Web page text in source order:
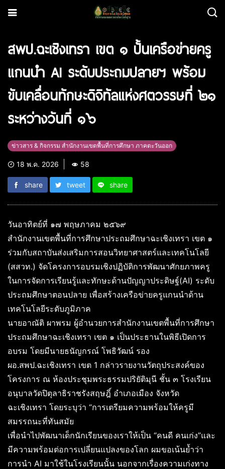
สพป.ฉะเชิงเทรา เขต ๑ ปั้นเครือข่ายครู
แกนนำ AI ระดับประถมปลายฯ พร้อม
ขับเคลื่อนทักษะดิจิทัลแห่งศตวรรษที่ ๒๑
ระหว่างวันที่ ๑๖
ข่าวสาร & กิจกรรม สำนักงานเขตพื้นที่การศึกษา ภาคตะวันออก
18 พ.ค. 2026 58
share tweet share
วันอาทิตย์ที่ ๑๗ พฤษภาคม ๒๕๖๙
สำนักงานเขตพื้นที่การศึกษาประถมศึกษาฉะเชิงเทรา เขต ๑
ร่วมกับสถาบันส่งเสริมการสอนวิทยาศาสตร์และเทคโนโลยี
(สสวท.) จัดโครงการอบรมเชิงปฏิบัติการพัฒนาศักยภาพครู
ในการจัดการเรียนรู้และทักษะด้านปัญญาประดิษฐ์(AI) ระดับ
ประถมศึกษาตอนปลาย เพื่อสร้างเครือข่ายครูแกนนำด้าน
เทคโนโลยีระดับภูมิภาค
นายอาณัติ ผาพรม ผู้อำนวยการสำนักงานเขตพื้นที่การศึกษา
ประถมศึกษาฉะเชิงเทรา เขต ๑ เป็นประธานในพิธีเปิดการ
อบรม โดยมีนายธนัญกรณ์ โพธิวัฒน์ รอง
ผอ.สพป.ฉะเชิงเทรา เขต 1 กล่าวรายงานวัตถุประสงค์ของ
โครงการ ณ ห้องประชุมพระธรรมปริยัติมุนี ชั้น ๓ โรงเรียน
อนุบาลวัดปิตุลาธิราชรังสฤษฎิ์ อำเภอเมือง จังหวัด
ฉะเชิงเทรา โดยระบุว่า “การเตรียมความพร้อมให้ครูมี
สมรรถนะที่ทันสมัย
เพื่อนำไปพัฒนาเด็กนักเรียนของเราให้เป็น “คนดี คนเก่ง”และ
มีความพร้อมต่อการเปลี่ยนแปลงของโลก ผมขอเน้นย้ำว่า
การนำ AI มาใช้ในโรงเรียนนั้น นอกจากเรื่องความเก่งทาง